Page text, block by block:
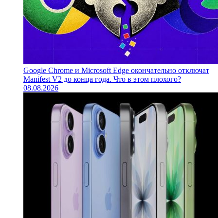
Google Chrome и Microsoft Edge окончательно отключат
Manifest V2 до конца года. Что в этом плохого?
08.08.2026